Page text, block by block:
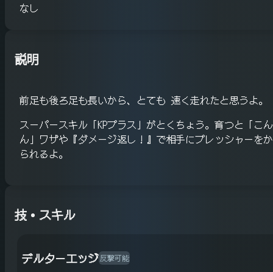
なし
説明
前足も後ろ足も長いから、とても 速く走れたと思うよ。
スーパースキル「KPプラス」がとくちょう。育つと「こ
ん」ワザや『ダメージ返し！』で相手にプレッシャーを
られるよ。
技・スキル
デルターエッジ反撃可能